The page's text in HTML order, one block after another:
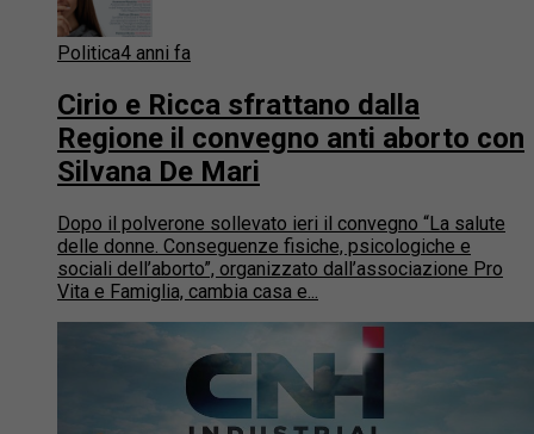
Politica4 anni fa
Cirio e Ricca sfrattano dalla
Regione il convegno anti aborto con
Silvana De Mari
Dopo il polverone sollevato ieri il convegno “La salute
delle donne. Conseguenze fisiche, psicologiche e
sociali dell’aborto”, organizzato dall’associazione Pro
Vita e Famiglia, cambia casa e...